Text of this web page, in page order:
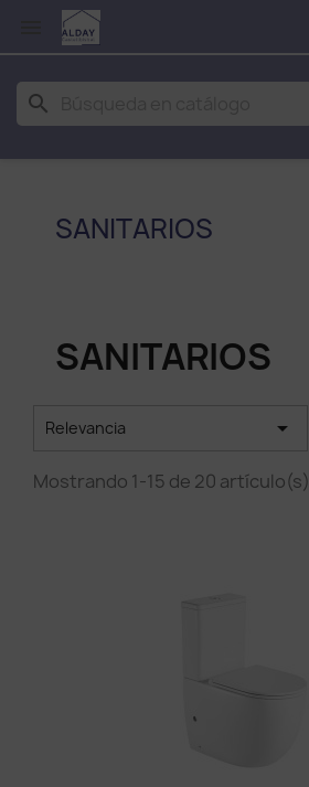
search
SANITARIOS
SANITARIOS
Relevancia 
Mostrando 1-15 de 20 artículo(s)